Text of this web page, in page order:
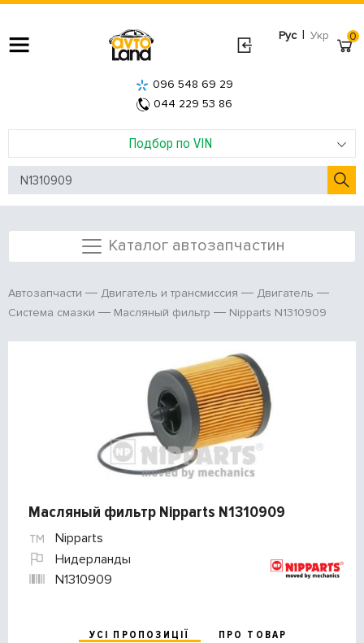
Рус | Укр
Подбор по VIN
096 548 69 29
044 229 53 86
0
Каталог автозапчастин
Автозапчасти Двигатель и трансмиссия
Двигатель
Система смазки
Масляный фильтр Nipparts N1310909
Масляный фильтр Nipparts N1310909
Nipparts
Нидерланды
N1310909
УСІ ПРОПОЗИЦІЇ
ПРО ТОВАР